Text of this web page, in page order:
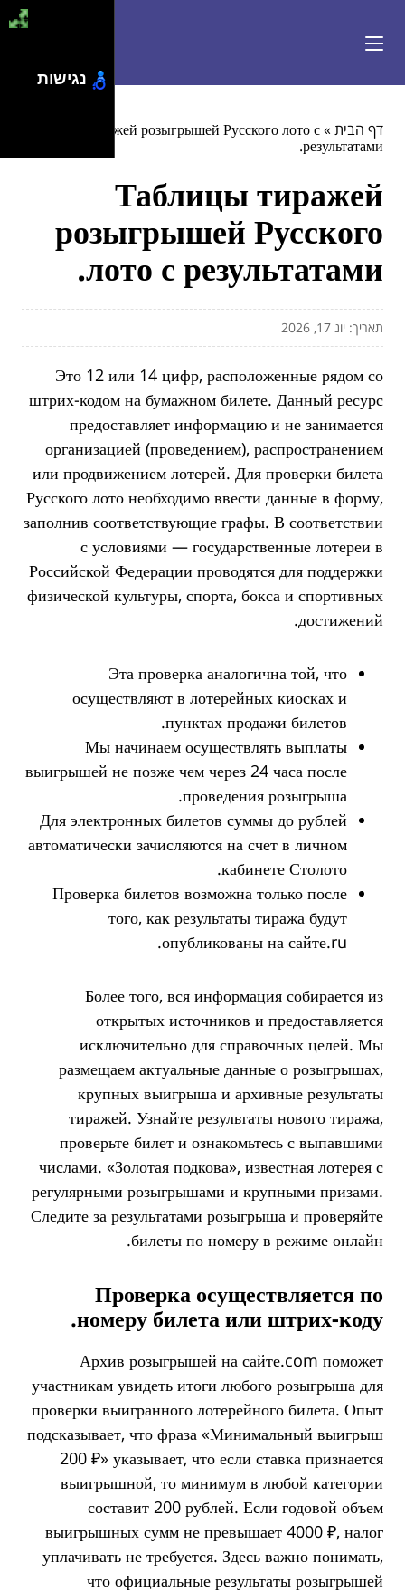
דף הבית»
Таблицы тиражей розыгрышей Русского лото с
результатами.
Таблицы тиражей
розыгрышей Русского
лото с результатами.
תאריך: יונ 17, 2026
Это 12 или 14 цифр, расположенные рядом со
штрих-кодом на бумажном билете. Данный ресурс
предоставляет информацию и не занимается
организацией (проведением), распространением
или продвижением лотерей. Для проверки билета
Русского лото необходимо ввести данные в форму,
заполнив соответствующие графы. В соответствии
с условиями — государственные лотереи в
Российской Федерации проводятся для поддержки
физической культуры, спорта, бокса и спортивных
достижений.
Эта проверка аналогична той, что
осуществляют в лотерейных киосках и
пунктах продажи билетов.
Мы начинаем осуществлять выплаты
выигрышей не позже чем через 24 часа после
проведения розыгрыша.
Для электронных билетов суммы до рублей
автоматически зачисляются на счет в личном
кабинете Столото.
Проверка билетов возможна только после
того, как результаты тиража будут
опубликованы на сайте.ru.
Более того, вся информация собирается из
открытых источников и предоставляется
исключительно для справочных целей. Мы
размещаем актуальные данные о розыгрышах,
крупных выигрыша и архивные результаты
тиражей. Узнайте результаты нового тиража,
проверьте билет и ознакомьтесь с выпавшими
числами. «Золотая подкова», известная лотерея с
регулярными розыгрышами и крупными призами.
Следите за результатами розыгрыша и проверяйте
билеты по номеру в режиме онлайн.
Проверка осуществляется по
номеру билета или штрих-коду.
Архив розыгрышей на сайте.com поможет
участникам увидеть итоги любого розыгрыша для
проверки выигранного лотерейного билета. Опыт
подсказывает, что фраза «Минимальный выигрыш
200 ₽» указывает, что если ставка признается
выигрышной, то минимум в любой категории
составит 200 рублей. Если годовой объем
выигрышных сумм не превышает 4000 ₽, налог
уплачивать не требуется. Здесь важно понимать,
что официальные результаты розыгрышей
נגישות